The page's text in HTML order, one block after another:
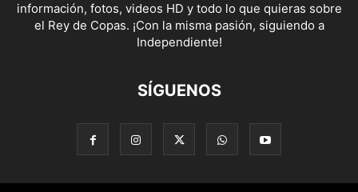
información, fotos, videos HD y todo lo que quieras sobre
el Rey de Copas. ¡Con la misma pasión, siguiendo a
Independiente!
SÍGUENOS